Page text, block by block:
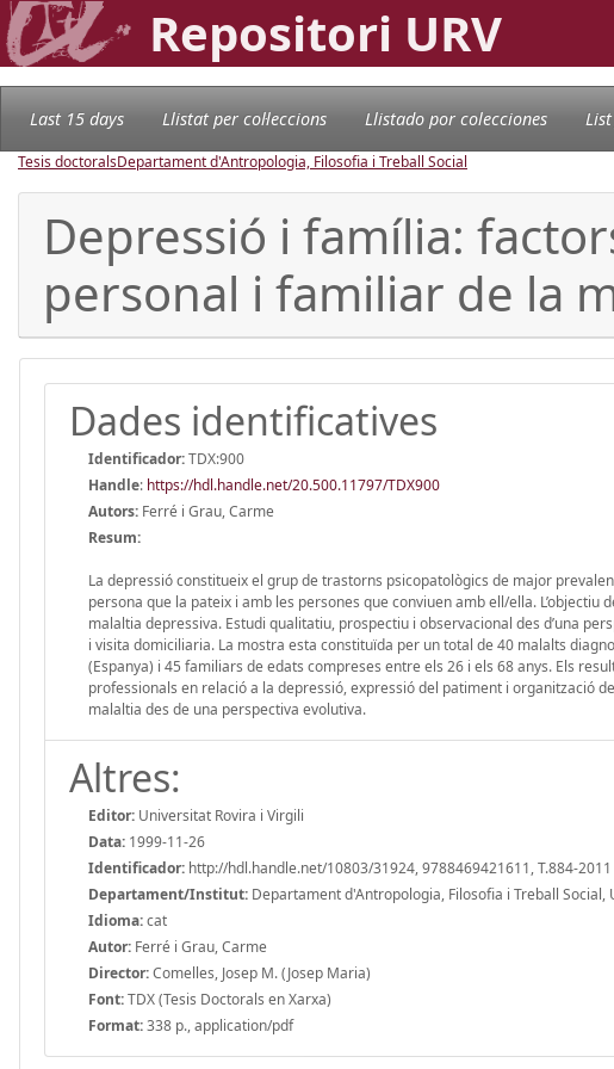
Repositori URV
Last 15 days Llistat per col·leccions Llistado por colecciones
Tesis doctoralsDepartament d'Antropologia, Filosofia i Treball Social
Depressió i família:
personal i familiar de la
Dades identificatives
Identificador:TDX:900
Handle: https://hdl.handle.net/20.500.11797/TDX900
Autors: Ferré i Grau, Carme
Resum:
La depressió constitueix el grup de trastorns psicopatològics de major
persona que la pateix i amb les persones que conviuen amb ell/ella.
malaltia depressiva. Estudi qualitatiu, prospectiu i observacional des d’una
i visita domiciliaria. La mostra esta constituïda per un total de 40 malalts
(Espanya) i 45 familiars de edats compreses entre els 26 i els 68 anys. Els
professionals en relació a la depressió, expressió del patiment i organització
malaltia des de una perspectiva evolutiva.
Altres:
Editor: Universitat Rovira i Virgili
Data: 1999-11-26
Identificador: http://hdl.handle.net/10803/31924, 9788469421611, T.884-2011
Departament/Institut: Departament d'Antropologia, Filosofia i Treball Social,
Idioma:cat
Autor: Ferré i Grau, Carme
Director:Comelles, Josep M. (Josep Maria)
Font:TDX (Tesis Doctorals en Xarxa)
Format:338 p., application/pdf